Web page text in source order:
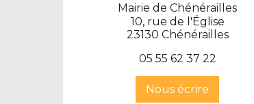
Mairie de Chénérailles
10, rue de l'Église
23130 Chénérailles
05 55 62 37 22
Nous écrire